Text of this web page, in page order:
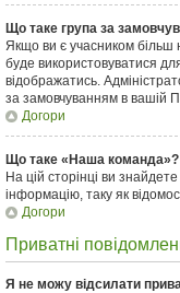
Що таке група за
Якщо ви є учасником більш
буде використовуватися
відображатись.
за замовчуванням в вашій
Догори
Що таке «Наша команда»?
На цій сторінці ви
інформацію, таку як
Догори
Приватні
Я не можу відсилати